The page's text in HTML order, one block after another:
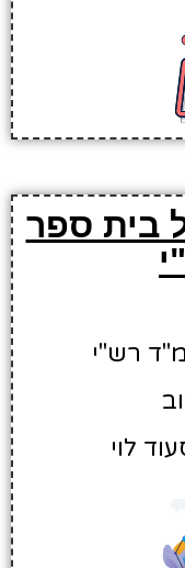
בית ספר
רש"י
לוי